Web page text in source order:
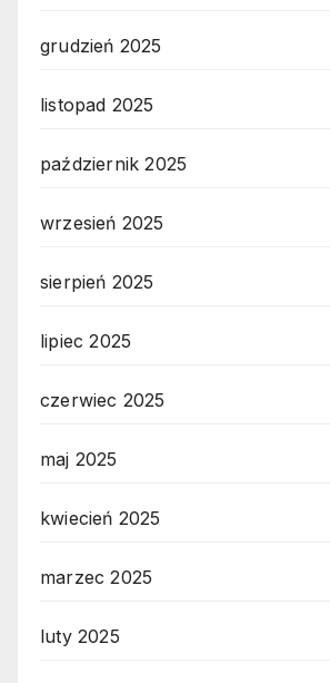
grudzień 2025
listopad 2025
październik 2025
wrzesień 2025
sierpień 2025
lipiec 2025
czerwiec 2025
maj 2025
kwiecień 2025
marzec 2025
luty 2025